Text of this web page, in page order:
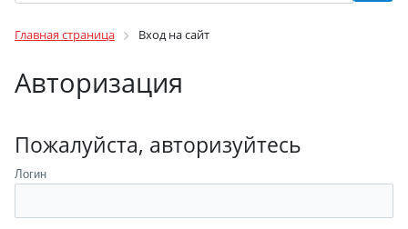
Главная страница Вход на сайт
Авторизация
Пожалуйста, авторизуйтесь
Логин